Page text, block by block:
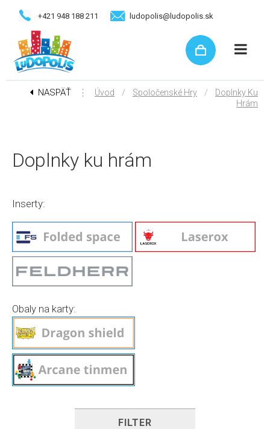
+421 948 188 211 ludopolis@ludopolis.sk
NASPÄŤ ⋮ Úvod / Spoločenské Hry /
Doplnky Ku
Hrám
Doplnky ku hrám
Inserty:
Obaly na karty:
FILTER